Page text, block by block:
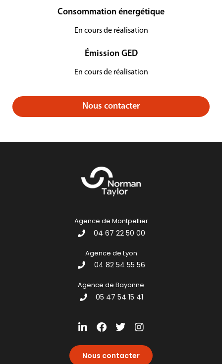
Consommation énergétique
En cours de réalisation
Émission GED
En cours de réalisation
Nous contacter
Agence de Montpellier
04 67 22 50 00
Agence de Lyon
04 82 54 55 56
Agence de Bayonne
05 47 54 15 41
Nous contacter